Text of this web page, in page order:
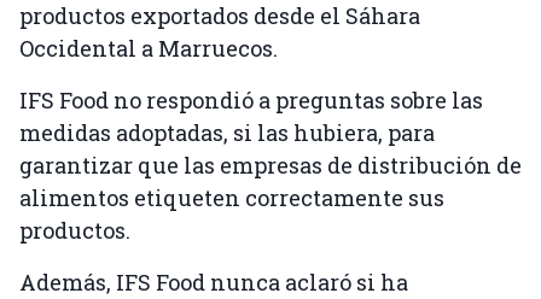
productos exportados desde el Sáhara
Occidental a Marruecos.
IFS Food no respondió a preguntas sobre las
medidas adoptadas, si las hubiera, para
garantizar que las empresas de distribución de
alimentos etiqueten correctamente sus
productos.
Además, IFS Food nunca aclaró si ha